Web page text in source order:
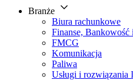
Branże
Biura rachunkowe
Finanse, Bankowość
FMCG
Komunikacja
Paliwa
Usługi i rozwiązania